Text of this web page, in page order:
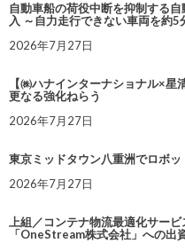
自動車船の荷役中断を抑制する
入 ～自力走行できない車両を約5
2026年7月27日
【㈱ハナインターナショナル×
更なる強化ねらう
2026年7月27日
東京ミッドタウン八重洲でロボ
2026年7月27日
上組／コンテナ物流最適化サー
「OneStream株式会社」への出